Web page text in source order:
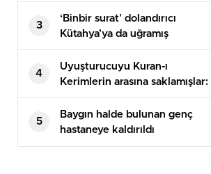
3
‘Binbir surat’ dolandırıcı
Kütahya’ya da uğramış
4
Uyuşturucuyu Kuran-ı
Kerimlerin arasına saklamışlar:
5 tutuklama
5
Baygın halde bulunan genç
hastaneye kaldırıldı